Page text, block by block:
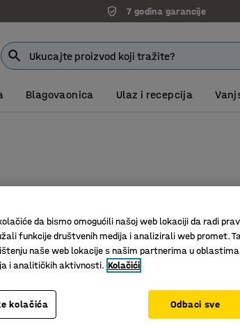
7 godina garancije
Blagovaonica Ulaz i recepcija
da bismo omogućili našoj web lokaciji da radi
funkcije društvenih medija i analizirali web promet.
naše web lokacije s našim partnerima u
i analitičkih aktivnosti. Kolačići
kolačića Odbaci sve